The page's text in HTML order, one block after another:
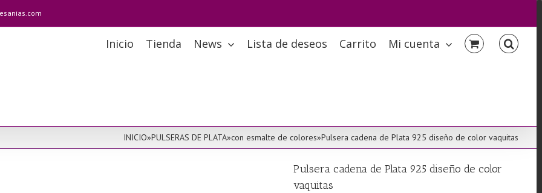
Inicio Tienda News Lista de deseos Carrito Mi cuenta
INICIO»PULSERAS DE PLATA»con esmalte de colores»Pulsera cadena de Plata 925 diseño de color vaquitas
Pulsera cadena de Plata 925 diseño de color
vaquitas